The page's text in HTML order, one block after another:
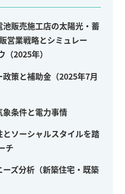
販売施工店の太陽光・蓄
営業戦略とシミュレー
2025年）
策と補助金（2025年7月
条件と電力事情
ソーシャルスタイルを踏
チ
ズ分析（新築住宅・既築